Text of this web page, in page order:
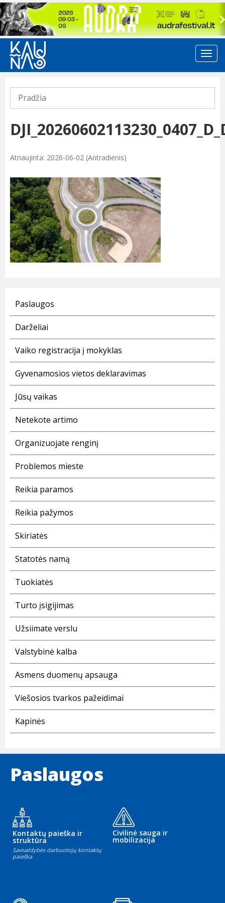
Previous
Pradžia
Atnaujinta: 2026-06-02 (Antradienis)
Paslaugos
Darželiai
Vaiko registracija į mokyklas
Gyvenamosios vietos deklaravimas
Jūsų vaikas
Netekote artimo
Organizuojate renginį
Problemos mieste
Reikia paramos
Reikia pažymos
Skiriatės
Statotės namą
Tuokiatės
Turto įsigijimas
Užsiimate verslu
Valstybinė kalba
Asmens duomenų apsauga
Viešosios tvarkos pažeidimai
Kapinės
Paslaugos
Kontaktų paieška ir
struktūra
Savivaldybės darbuotojų kontaktų
paieška
Civilinė sauga ir
mobilizacija